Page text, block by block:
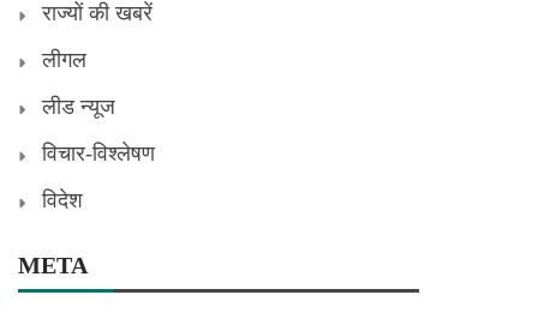
राज्यों की खबरें
लीगल
लीड न्यूज
विचार-विश्लेषण
विदेश
META